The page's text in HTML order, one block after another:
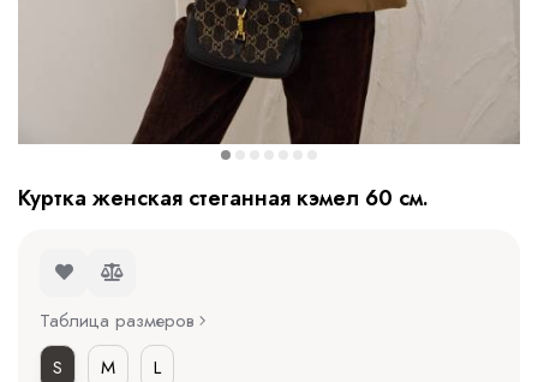
Куртка женская стеганная кэмел 60 см.
Таблица размеров
S
M L